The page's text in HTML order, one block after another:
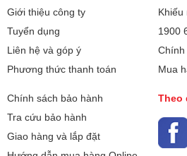
Giới thiệu công ty
Tuyển dụng
Liên hệ và góp ý
Phương thức thanh toán
Khiếu
1900
Chính
Mua
Chính sách bảo hành
Tra cứu bảo hành
Giao hàng và lắp đặt
Theo